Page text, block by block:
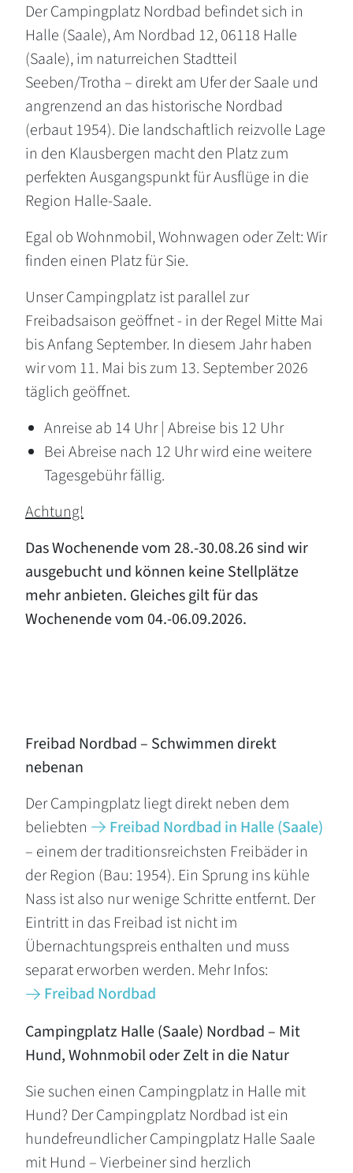
Der Campingplatz Nordbad befindet sich in
Halle (Saale), Am Nordbad 12, 06118 Halle
(Saale), im naturreichen Stadtteil
Seeben/Trotha – direkt am Ufer der Saale und
angrenzend an das historische Nordbad
(erbaut 1954). Die landschaftlich reizvolle Lage
in den Klausbergen macht den Platz zum
perfekten Ausgangspunkt für Ausflüge in die
Region Halle-Saale.
Egal ob Wohnmobil, Wohnwagen oder Zelt: Wir
finden einen Platz für Sie.
Unser Campingplatz ist parallel zur
Freibadsaison geöffnet - in der Regel Mitte Mai
bis Anfang September. In diesem Jahr haben
wir vom 11. Mai bis zum 13. September 2026
täglich geöffnet.
Anreise ab 14 Uhr | Abreise bis 12 Uhr
Bei Abreise nach 12 Uhr wird eine weitere
Tagesgebühr fällig.
Achtung!
Das Wochenende vom 28.-30.08.26 sind wir
ausgebucht und können keine Stellplätze
mehr anbieten. Gleiches gilt für das
Wochenende vom 04.-06.09.2026.
Freibad Nordbad – Schwimmen direkt
nebenan
Der Campingplatz liegt direkt neben dem
beliebten
Freibad Nordbad in Halle (Saale)
– einem der traditionsreichsten Freibäder in
der Region (Bau: 1954). Ein Sprung ins kühle
Nass ist also nur wenige Schritte entfernt. Der
Eintritt in das Freibad ist nicht im
Übernachtungspreis enthalten und muss
separat erworben werden. Mehr Infos:
Freibad Nordbad
Campingplatz Halle (Saale) Nordbad – Mit
Hund, Wohnmobil oder Zelt in die Natur
Sie suchen einen Campingplatz in Halle mit
Hund? Der Campingplatz Nordbad ist ein
hundefreundlicher Campingplatz Halle Saale
mit Hund – Vierbeiner sind herzlich